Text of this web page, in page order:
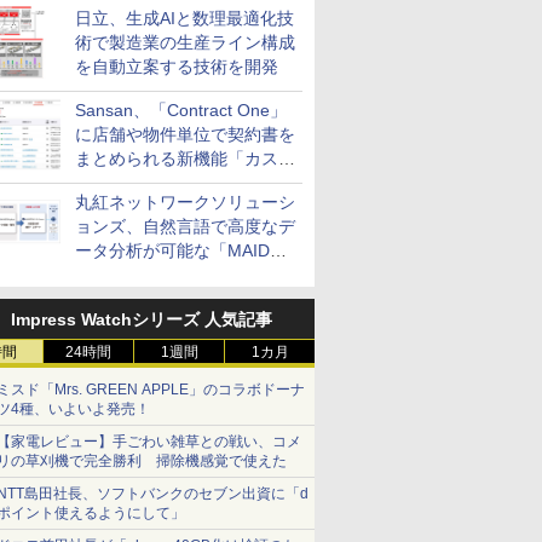
日立、生成AIと数理最適化技
術で製造業の生産ライン構成
を自動立案する技術を開発
Sansan、「Contract One」
に店舗や物件単位で契約書を
まとめられる新機能「カスタ
ム契約ツリー」を追加
丸紅ネットワークソリューシ
ョンズ、自然言語で高度なデ
ータ分析が可能な「MAIDOA
Impress Watchシリーズ 人気記事
24時間 1週間 1カ月
スド「Mrs. GREEN APPLE」のコラボドーナ
4種、いよいよ発売！
家電レビュー】手ごわい雑草との戦い、コメ
の草刈機で完全勝利 掃除機感覚で使えた
島田社長、ソフトバンクのセブン出資に「d
イント使えるようにして」